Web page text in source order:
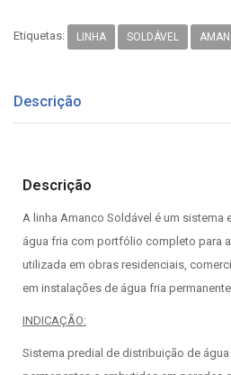
Etiquetas: LINHA SOLDÁVEL
Descrição
Descrição
A linha Amanco Soldável é um sistema
água fria com portfólio completo para
utilizada em obras residenciais,
em instalações de água fria
INDICAÇÃO:
Sistema predial de distribuição de